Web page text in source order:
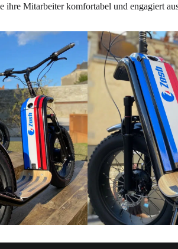
Mitarbeiter komfortabel und engagiert